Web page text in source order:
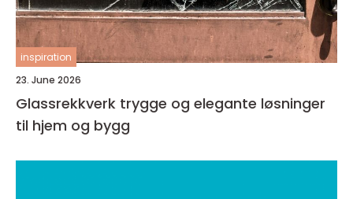
inspiration
23. June 2026
Glassrekkverk trygge og elegante løsninger
til hjem og bygg